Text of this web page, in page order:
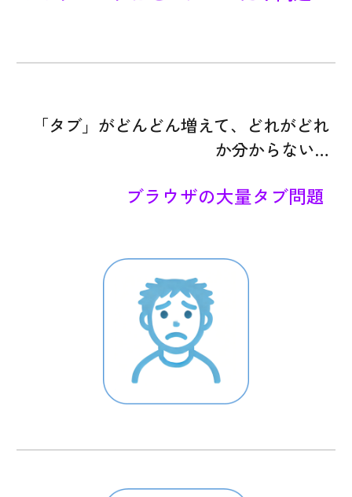
「タブ」がどんどん増えて、どれがどれ
か分からない…
ブラウザの大量タブ問題